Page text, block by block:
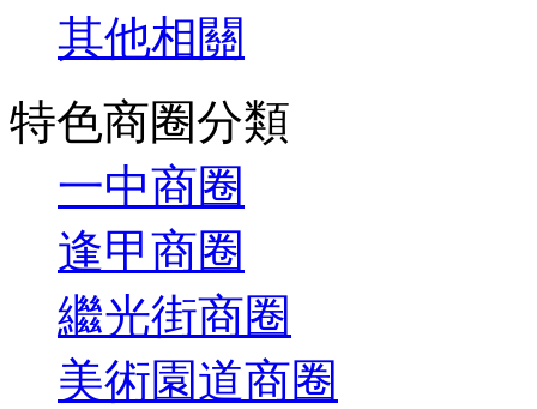
其他相關
特色商圈分類
一中商圈
逢甲商圈
繼光街商圈
美術園道商圈